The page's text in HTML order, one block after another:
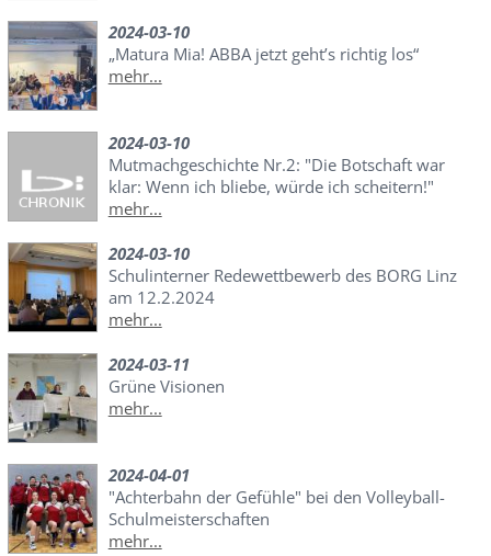
2024-03-10
„Matura Mia! ABBA jetzt geht’s richtig los“
mehr...
2024-03-10
Mutmachgeschichte Nr.2: "Die Botschaft war
klar: Wenn ich bliebe, würde ich scheitern!"
mehr...
2024-03-10
Schulinterner Redewettbewerb des BORG Linz
am 12.2.2024
mehr...
2024-03-11
Grüne Visionen
mehr...
2024-04-01
"Achterbahn der Gefühle" bei den Volleyball-
Schulmeisterschaften
mehr...